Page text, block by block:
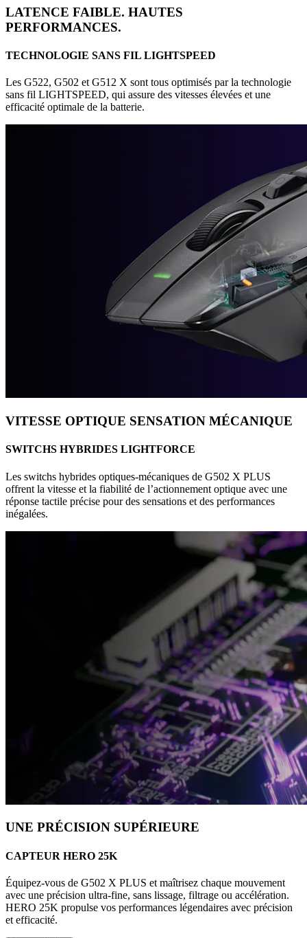
LATENCE FAIBLE. HAUTES
PERFORMANCES.
TECHNOLOGIE SANS FIL LIGHTSPEED
Les G522, G502 et G512 X sont tous optimisés par la technologie
sans fil LIGHTSPEED, qui assure des vitesses élevées et une
efficacité optimale de la batterie.
VITESSE OPTIQUE SENSATION MÉCANIQUE
SWITCHS HYBRIDES LIGHTFORCE
Les switchs hybrides optiques-mécaniques de G502 X PLUS
offrent la vitesse et la fiabilité de l’actionnement optique avec une
réponse tactile précise pour des sensations et des performances
inégalées.
UNE PRÉCISION SUPÉRIEURE
CAPTEUR HERO 25K
Équipez-vous de G502 X PLUS et maîtrisez chaque mouvement
avec une précision ultra-fine, sans lissage, filtrage ou accélération.
HERO 25K propulse vos performances légendaires avec précision
et efficacité.